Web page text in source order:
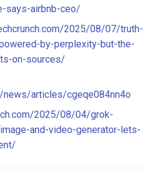
2026-05-24
2026-05-23
2026-05-21
2025-11-08
2025-11-07
2025-11-05
2026-05-21
2026-05-20
2026-05-18
2025-11-08
2025-11-07
2025-11-05
2026-05-20
2026-05-19
2026-05-17
2025-11-08
2025-11-07
2025-11-05
2026-05-24
2026-05-23
2026-05-21
says-airbnb-ceo/
2025/08/07/truth-
by-perplexity-but-the-
on-sources/
news/articles/cgeqe084nn4o
2025/08/04/grok-
and-video-generator-lets-